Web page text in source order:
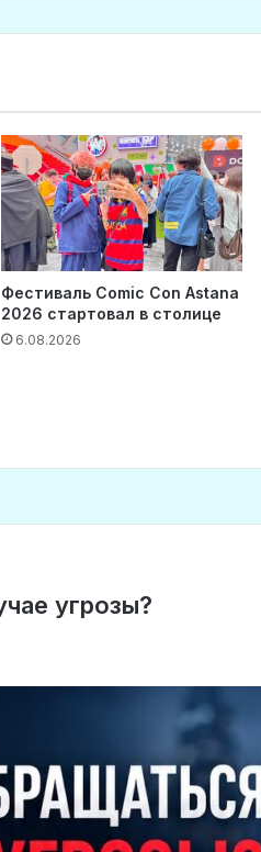
Фестиваль Comic Con Astana
2026 стартовал в столице
6.08.2026